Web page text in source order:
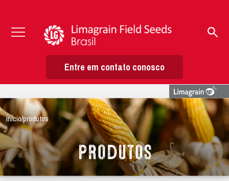
Entre em contato conosco
início/produtos
Produtos